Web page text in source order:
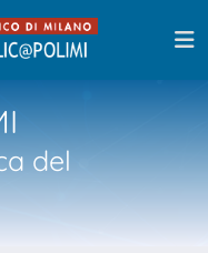
del